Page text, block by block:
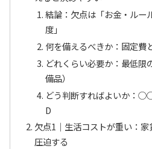
結論：欠点は「お金・ルー
度」
何を備えるべきか：固定費
どれくらい必要か：最低限
備品）
どう判断すればよいか：
D
欠点1｜生活コストが重い：
圧迫する